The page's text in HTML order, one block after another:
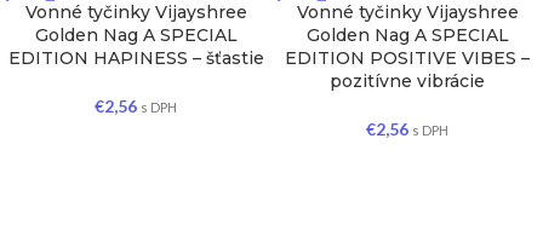
Vonné tyčinky Vijayshree
Golden Nag A SPECIAL
EDITION HAPINESS – šťastie
€2,56 s DPH
Vonné tyčinky Vijayshree
Golden Nag A SPECIAL
EDITION POSITIVE VIBES –
pozitívne vibrácie
€2,56 s DPH